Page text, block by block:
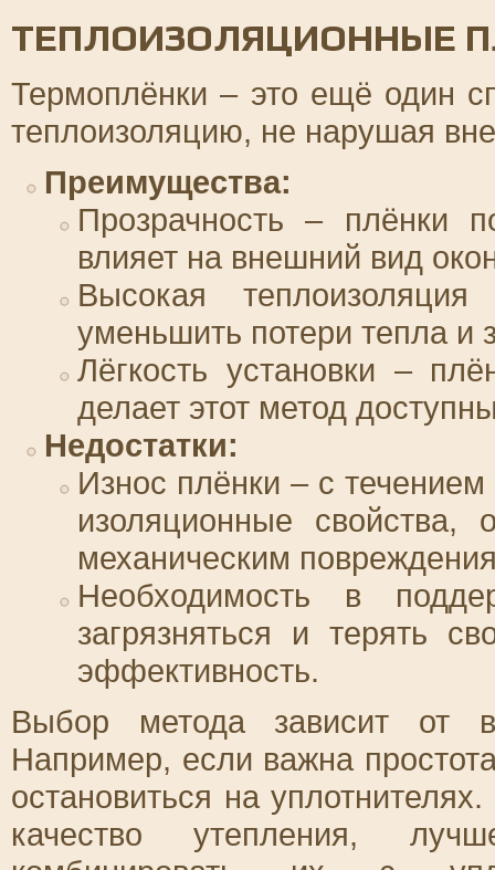
ТЕПЛОИЗОЛЯЦИОННЫЕ
Термоплёнки – это ещё один
теплоизоляцию, не нарушая
Преимущества:
Прозрачность – плёнки
влияет на внешний вид
Высокая
уменьшить потери тепла и
Лёгкость установки –
делает этот метод
Недостатки:
Износ плёнки – с
изоляционные свойства,
механическим
Необходимость в
загрязняться и терять
эффективность.
Выбор метода зависит от
Например, если важна
остановиться на
качество утепления,